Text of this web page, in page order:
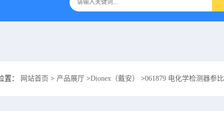
置： 网站首页 > 产品展厅 >Dionex（戴安） >061879 电化学检测器参